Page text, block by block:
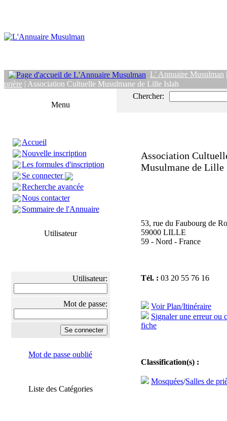
L' Annuaire Musulman
prière | Association Cultuelle Musulmane de Lille Islah
Menu
Accueil
Nouvelle inscription
Les formules d'inscription
Se connecter
Recherche avancée
Nous contacter
Sommaire de l'Annuaire
Utilisateur
Utilisateur:
Mot de passe:
Mot de passe oublié
Liste des Catégories
Chercher:
Association
Musulmane de Lille
53, rue du Faubourg de
59000 LILLE
59 - Nord - France
Tél. : 03 20 55 76 16
Voir Plan/Itinéraire
Signaler une erreur ou
fiche
Classification(s) :
Mosquées/Salles de